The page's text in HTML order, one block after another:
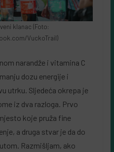
klanac (Foto:
VuckoTrail)
narandže i vitamina C
dozu energije i
utrku. Sljedeća okrepa je
iz dva razloga. Prvo
koje pruža fine
a druga stvar je da do
Razmišljam, ako